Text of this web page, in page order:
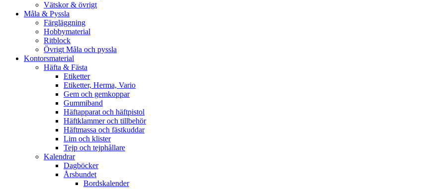
Vätskor & övrigt
Måla & Pyssla
Färgläggning
Hobbymaterial
Ritblock
Övrigt Måla och pyssla
Kontorsmaterial
Häfta & Fästa
Etiketter
Etiketter, Herma, Vario
Gem och gemkoppar
Gummiband
Häftapparat och häftpistol
Häftklammer och tillbehör
Häftmassa och fästkuddar
Lim och klister
Tejp och tejphållare
Kalendrar
Dagböcker
Årsbundet
Bordskalender